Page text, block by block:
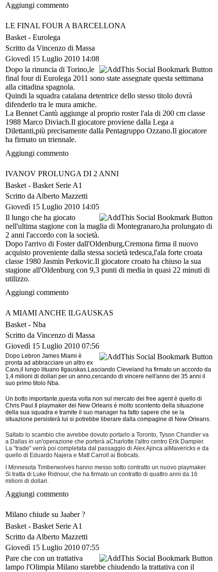
Aggiungi commento
LE FINAL FOUR A BARCELLONA
Basket - Eurolega
Scritto da Vincenzo di Massa
Giovedì 15 Luglio 2010 14:08
Dopo la rinuncia di Torino,le
final four di Eurolega 2011 sono state assegnate questa settimana
alla cittadina spagnola.
Quindi la squadra catalana detentrice dello stesso titolo dovrà
difenderlo tra le mura amiche.
La Bennet Cantù aggiunge al proprio roster l'ala di 200 cm classe
1988 Marco Diviach.Il giocatore proviene dalla Lega a
Dilettanti,più precisamente dalla Pentagruppo Ozzano.Il giocatore
ha firmato un triennale.
Aggiungi commento
IVANOV PROLUNGA DI 2 ANNI
Basket - Basket Serie A1
Scritto da Alberto Mazzetti
Giovedì 15 Luglio 2010 14:05
Il lungo che ha giocato
nell'ultima stagione con la maglia di Montegranaro,ha prolungato di
2 anni l'accordo con la società.
Dopo l'arrivo di Foster dall'Oldenburg,Cremona firma il nuovo
acquisto proveniente dalla stessa società tedesca,l'ala forte croata
classe 1980 Jasmin Perkovic.Il giocatore croato ha chiuso la sua
stagione all'Oldenburg con 9,3 punti di media in quasi 22 minuti di
utilizzo.
Aggiungi commento
A MIAMI ANCHE ILGAUSKAS
Basket - Nba
Scritto da Vincenzo di Massa
Giovedì 15 Luglio 2010 07:56
Dopo Lebron James Miami è
pronta ad abbracciare un altro ex
Cavs,il lungo lituano Ilgauskas.Lasciando Cleveland ha firmato un accordo da
1,4 milioni di dollari per un anno,cercando di vincere nell'anno dei 35 anni il
suo primo titolo Nba.
Un botto importante,questa volta non sul mercato dei free agent è quello di
Chris Paul.Il playmaker dei New Orleans è molto scontento della situazione
della sua squadra e tramite il suo manager ha fatto sapere che se la
situazione persisterà lui si potrebbe liberare dalla compagine di New Orleans.
Saltato lo scambio che avrebbe dovuto portarlo a Toronto, Tyson Chandler va
a Dallas in un'operazione che porterà aCharlotte l'altro centro Erik Dampier.
La "trade" verrà poi completata dal passaggio di Alex Ajinca aiMavericks e da
quello di Eduardo Najera e Matt Carroll ai Bobcats.
I Minnesota Timberwolves hanno messo sotto contratto un nuovo playmaker.
Si tratta di Luke Ridnour, che ha firmato un contratto di quattro anni da 16
milioni di dollari.
Aggiungi commento
Milano chiude su Jaaber ?
Basket - Basket Serie A1
Scritto da Alberto Mazzetti
Giovedì 15 Luglio 2010 07:55
Pare che con un trattativa
lampo l'Olimpia Milano starebbe chiudendo la trattativa con il